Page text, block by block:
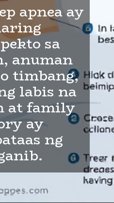
apnea ay
sa
anuman
timbang,
labis na
atfamily
ay
ng